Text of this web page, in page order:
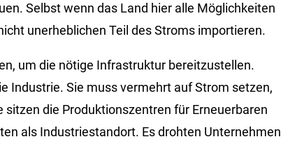
Selbst wenn das Land hier alle Möglichkeiten
unerheblichen Teil des Stroms importieren.
um die nötige Infrastruktur bereitzustellen.
Industrie. Sie muss vermehrt auf Strom setzen,
die Produktionszentren für Erneuerbaren
als Industriestandort. Es drohten Unternehmen